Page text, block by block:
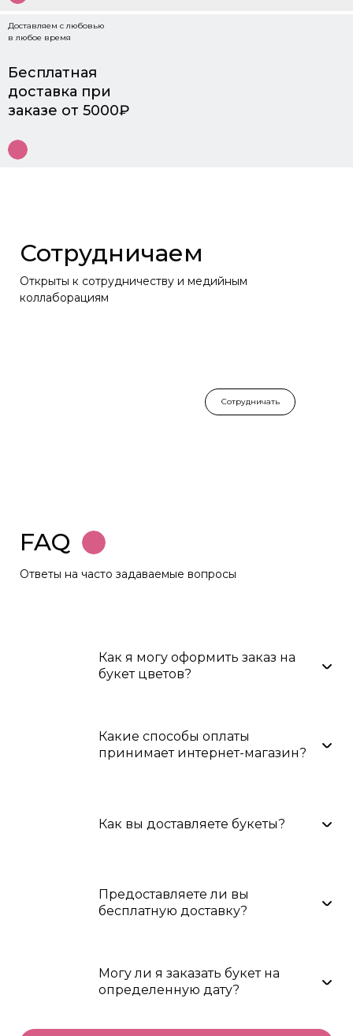
Доставляем с любовью
в любое время
Бесплатная
доставка при
заказе от 5000₽
Сотрудничать
Открыты к сотрудничеству и медийным
коллаборациям
Сотрудничаем
FAQ
Ответы на часто задаваемые вопросы
Как я могу оформить заказ на
букет цветов?
Какие способы оплаты
принимает интернет-магазин?
Как вы доставляете букеты?
Предоставляете ли вы
бесплатную доставку?
Могу ли я заказать букет на
определенную дату?